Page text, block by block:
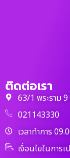
ติดต่อเรา
63/1 พระราม
021143330
เวลาทำการ
เงื่อนไขในการ